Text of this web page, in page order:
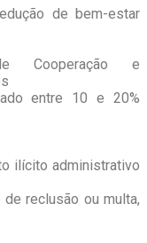
de bem-estar
Cooperação e
entre 10 e 20%
ilícito administrativo
reclusão ou multa,